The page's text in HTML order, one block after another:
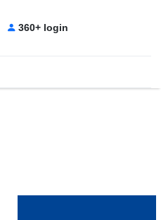
360+ login